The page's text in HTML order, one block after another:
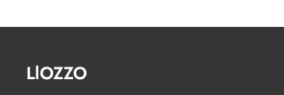
LlOZZO